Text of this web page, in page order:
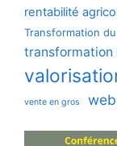
rentabilité
Transformation du
transformation
vente en gros